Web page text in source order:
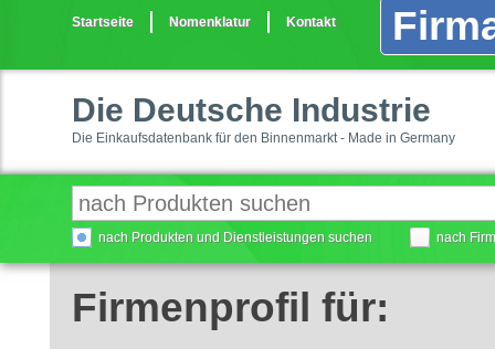
Startseite Nomenklatur Kontakt
Die Deutsche Industrie
Die Einkaufsdatenbank für den Binnenmarkt - Made in Germany
nach Produkten und Dienstleistungen suchen nach
Firmenprofil für: